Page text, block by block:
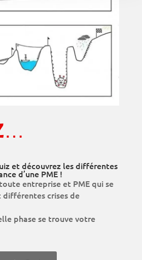
et découvrez les différentes
d’une PME !
entreprise et PME qui se
crises de
phase se trouve votre